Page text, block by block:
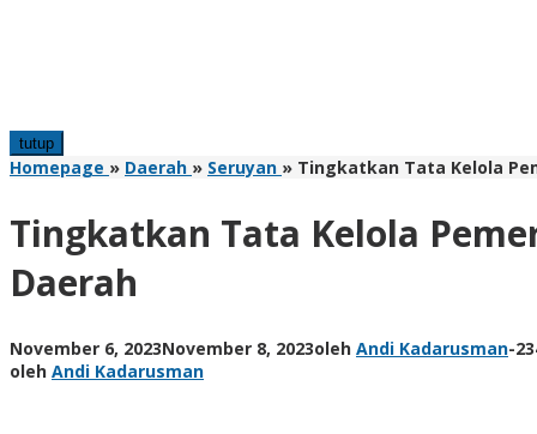
tutup
Homepage » Daerah » Seruyan » Tingkatkan Tata Kelola
Tingkatkan Tata Kelola
Daerah
November 6, 2023November 8, 2023oleh Andi Kadarusman-
oleh Andi Kadarusman